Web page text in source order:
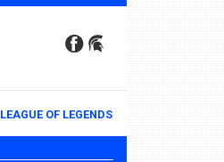
LEAGUE OF LEGENDS